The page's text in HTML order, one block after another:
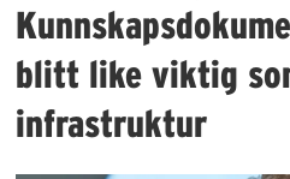
blitt like viktig
infrastruktur